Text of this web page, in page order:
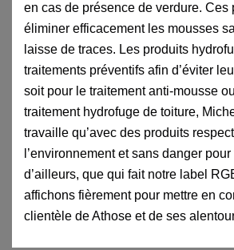
en cas de présence de verdure. Ces
éliminer efficacement les mousses
laisse de traces. Les produits
traitements préventifs afin d’éviter
soit pour le traitement anti-mousse
traitement hydrofuge de toiture,
travaille qu’avec des produits
l’environnement et sans danger
d’ailleurs, que qui fait notre label
affichons fièrement pour mettre en
clientèle de Athose et de ses